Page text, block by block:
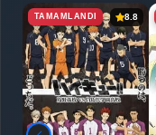
TAMAMLANDI 8.8